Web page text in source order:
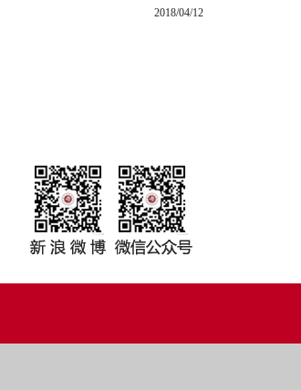
2018/04/12